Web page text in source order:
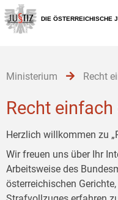
Zur
Hauptnavigation
[1]
Zum
Inhalt
[2]
Zum
Untermenü
[3]
DIE ÖSTERREICHISCHE
Ministerium Recht
Recht
Herzlich willkommen zu
Wir freuen uns über Ihr
Arbeitsweise des
österreichischen